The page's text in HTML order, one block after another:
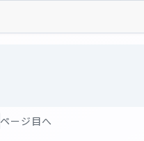
ページ目へ